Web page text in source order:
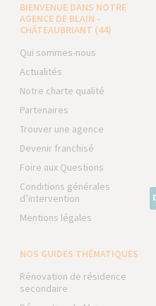
BIENVENUE DANS NOTRE
AGENCE DE BLAIN -
CHÂTEAUBRIANT (44)
Qui sommes-nous
Actualités
Notre charte qualité
Partenaires
Trouver une agence
Devenir franchisé
Foire aux Questions
Conditions générales
d’intervention
Mentions légales
NOS GUIDES THÉMATIQUES
Rénovation de résidence
secondaire